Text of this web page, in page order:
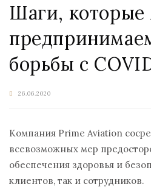
Шаги,
борьбы с
26.06.2020
Компания Prime Aviation
всевозможных мер
обеспечения здоровья и
клиентов, так и сотрудников.